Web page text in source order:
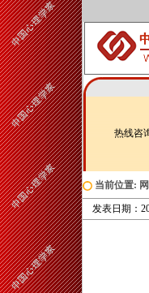
热线咨
当前位置:
发表日期：